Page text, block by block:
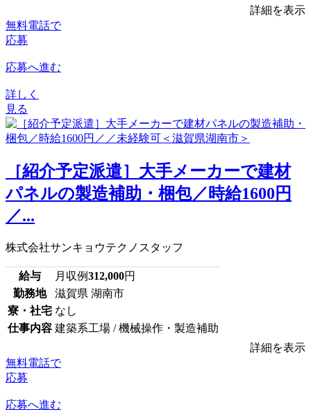
詳細を表示
無料電話で
応募
応募へ進む
詳しく
見る
［紹介予定派遣］大手メーカーで建材
パネルの製造補助・梱包／時給1600円
／...
株式会社サンキョウテクノスタッフ
給与 月収例312,000円
勤務地
滋賀県 湖南市
寮・社宅 なし
仕事内容 建築系工場 / 機械操作・製造補助
詳細を表示
無料電話で
応募
応募へ進む